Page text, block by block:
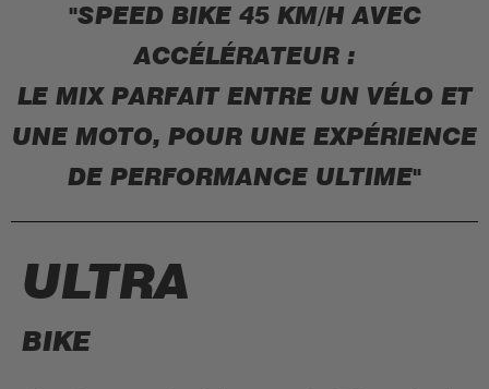
"SPEED BIKE 45 KM/H AVEC
ACCÉLÉRATEUR :
LE MIX PARFAIT ENTRE UN VÉLO ET
UNE MOTO, POUR UNE EXPÉRIENCE
DE PERFORMANCE ULTIME"
ULTRA
BIKE